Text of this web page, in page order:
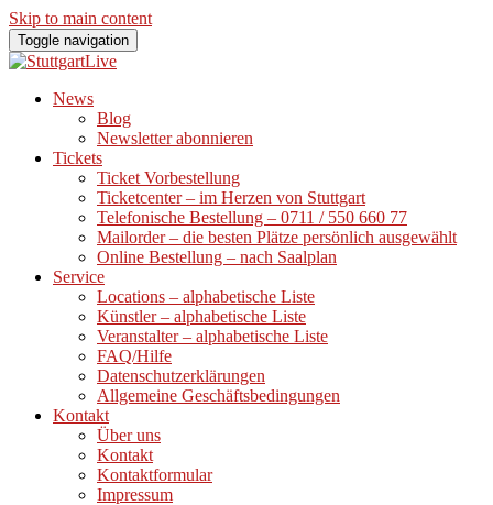
Skip to main content
Toggle navigation
News
Blog
Newsletter abonnieren
Tickets
Ticket Vorbestellung
Ticketcenter – im Herzen von Stuttgart
Telefonische Bestellung – 0711 / 550 660 77
Mailorder – die besten Plätze persönlich ausgewählt
Online Bestellung – nach Saalplan
Service
Locations – alphabetische Liste
Künstler – alphabetische Liste
Veranstalter – alphabetische Liste
FAQ/Hilfe
Datenschutzerklärungen
Allgemeine Geschäftsbedingungen
Kontakt
Über uns
Kontakt
Kontaktformular
Impressum